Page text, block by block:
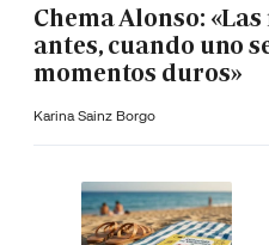
Chema Alonso:
antes, cuando uno
momentos duros»
Karina Sainz Borgo